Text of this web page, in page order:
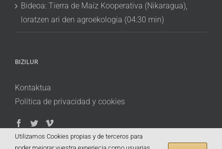
Bideoa: Tierra de Maíz Kooperativa (Nikaragua),
loratzen ari den agroekologia (04:30 min)
BIZILUR
Kontaktua
Política de privacidad y cookies
Utilizamos Cookies propias y de terceros para